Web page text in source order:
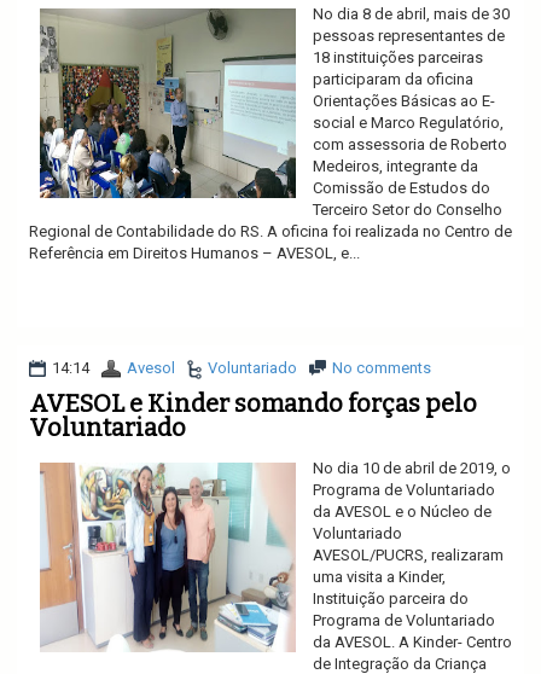
No dia 8 de abril, mais de 30
pessoas representantes de
18 instituições parceiras
participaram da oficina
Orientações Básicas ao E-
social e Marco Regulatório,
com assessoria de Roberto
Medeiros, integrante da
Comissão de Estudos do
Terceiro Setor do Conselho
Regional de Contabilidade do RS. A oficina foi realizada no Centro de
Referência em Direitos Humanos – AVESOL, e...
14:14 Avesol Voluntariado No comments
AVESOL e Kinder somando forças pelo
Voluntariado
No dia 10 de abril de 2019, o
Programa de Voluntariado
da AVESOL e o Núcleo de
Voluntariado
AVESOL/PUCRS, realizaram
uma visita a Kinder,
Instituição parceira do
Programa de Voluntariado
da AVESOL. A Kinder- Centro
de Integração da Criança